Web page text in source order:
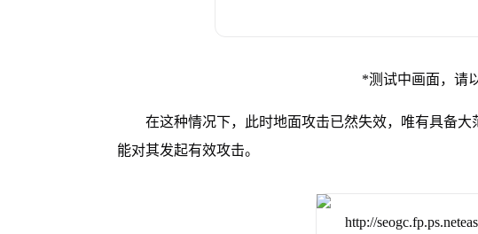
*测试中画面，请
在这种情况下，此时地面攻击已然失效，唯有具备
能对其发起有效攻击。